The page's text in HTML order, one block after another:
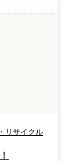
リサイクル